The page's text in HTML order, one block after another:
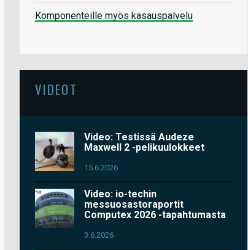
Komponenteille myös kasauspalvelu
VIDEOT
Video: Testissä Audeze
Maxwell 2 -pelikuulokkeet
15.6.2026
Video: io-techin
messuosastoraportit
Computex 2026 -tapahtumasta
3.6.2026